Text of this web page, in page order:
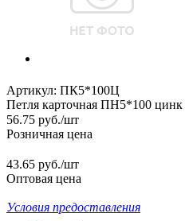
Артикул: ПК5*100Ц
Петля карточная ПН5*100 цинк
56.75 руб./шт
Розничная цена
43.65 руб./шт
Оптовая цена
Условия предоставления